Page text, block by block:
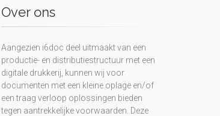
Over ons
Aangezien i6doc deel uitmaakt van een
productie- en distributiestructuur met een
digitale drukkerij, kunnen wij voor
documenten met een kleine oplage en/of
een traag verloop oplossingen bieden
tegen aantrekkelijke voorwaarden. Deze